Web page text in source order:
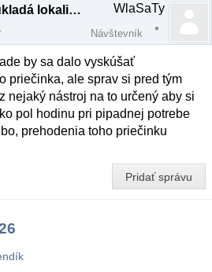
Re: kam sa ukladá lokalizácia?
WlaSaTy
Návštevník
by sa dalo vyskúšať
priečinka, ale sprav si pred tým
nejaký nástroj na to určený aby si
pol hodinu pri pipadnej potrebe
prehodenia toho priečinku
Pridať správu